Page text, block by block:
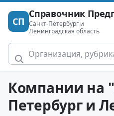
СП
Справочник
Санкт-Петербург и
Ленинградская область
Компании на
Петербург и